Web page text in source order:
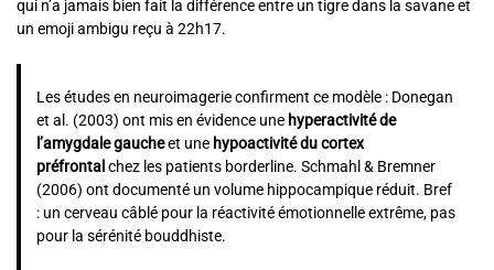
qui n’a jamais bien fait la différence entre un tigre dans la savane et
un emoji ambigu reçu à 22h17.
Les études en neuroimagerie confirment ce modèle : Donegan
et al. (2003) ont mis en évidence une hyperactivité de
l’amygdale gaucheet une hypoactivité du cortex
préfrontalchez les patients borderline. Schmahl & Bremner
(2006) ont documenté un volume hippocampique réduit. Bref
: un cerveau câblé pour la réactivité émotionnelle extrême, pas
pour la sérénité bouddhiste.